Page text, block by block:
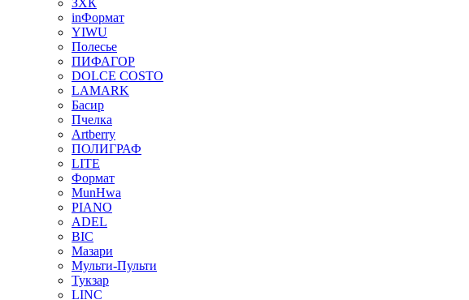
ЗХК
inФормат
YIWU
Полесье
ПИФАГОР
DOLCE COSTO
LAMARK
Басир
Пчелка
Artberry
ПОЛИГРАФ
LITE
Формат
MunHwa
PIANO
ADEL
BIC
Мазари
Мульти-Пульти
Тукзар
LINC